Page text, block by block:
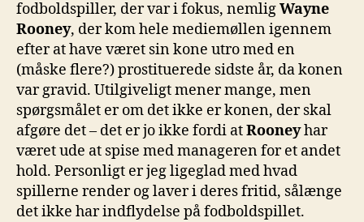
fodboldspiller, der var i fokus, nemligWayne
Rooney, der kom hele mediemøllen igennem
efter at have været sin kone utro med en
(måske flere?) prostituerede sidste år, da konen
var gravid. Utilgiveligt mener mange, men
spørgsmålet er om det ikke er konen, der skal
afgøre det – det er jo ikke fordi atRooneyhar
været ude at spise med manageren for et andet
hold. Personligt er jeg ligeglad med hvad
spillerne render og laver i deres fritid, sålænge
det ikke har indflydelse på fodboldspillet.